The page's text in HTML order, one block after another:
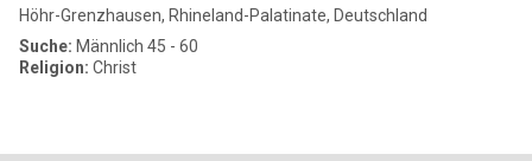
Höhr-Grenzhausen, Rhineland-Palatinate, Deutschland
Suche: Männlich 45 - 60
Religion: Christ